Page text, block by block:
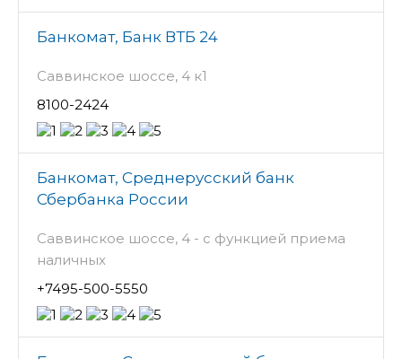
Банкомат, Банк ВТБ 24
Саввинское шоссе, 4 к1
8100-2424
Банкомат, Среднерусский банк
Сбербанка России
Саввинское шоссе, 4 - с функцией приема
наличных
+7495-500-5550